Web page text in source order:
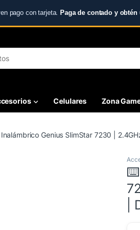
pago con tarjeta. Paga de contado y
Celulares Zona
Genius SlimStar 7230 |
⌨️